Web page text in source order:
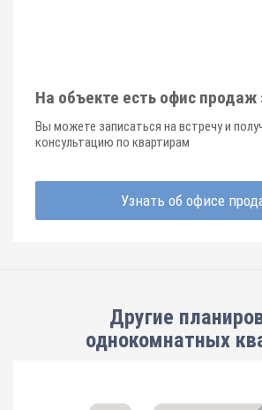
На объекте есть офис
Вы можете записаться на встречу и
консультацию по квартирам
Узнать об офисе
Другие
однокомнатных